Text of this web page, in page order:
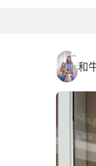
和